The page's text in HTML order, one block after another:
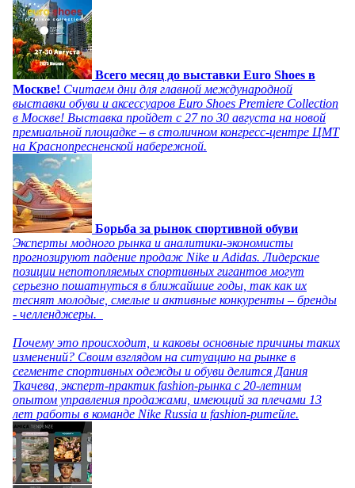
Всего месяц до выставки Euro Shoes в
Москве! Считаем дни для главной международной
выставки обуви и аксессуаров Euro Shoes Premiere Collection
в Москве! Выставка пройдет с 27 по 30 августа на новой
премиальной площадке – в столичном конгресс-центре ЦМТ
на Краснопресненской набережной.
Борьба за рынок спортивной обуви
Эксперты модного рынка и аналитики-экономисты
прогнозируют падение продаж Nike и Adidas. Лидерские
позиции непотопляемых спортивных гигантов могут
серьезно пошатнуться в ближайшие годы, так как их
теснят молодые, смелые и активные конкуренты – бренды
- челленджеры.
Почему это происходит, и каковы основные причины таких
изменений? Своим взглядом на ситуацию на рынке в
сегменте спортивных одежды и обуви делится Дания
Ткачева, эксперт-практик fashion-рынка с 20-летним
опытом управления продажами, имеющий за плечами 13
лет работы в команде Nike Russia и fashion-ритейле.